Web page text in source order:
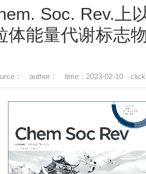
Soc. Rev.上
体能量代谢标志
： author： time：2023-02-10 click